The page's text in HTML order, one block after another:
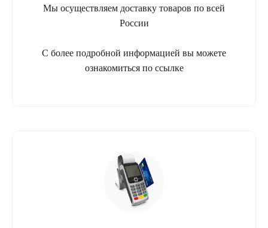
Мы осуществляем доставку товаров по всей
России
С более подробной информацией вы можете
ознакомиться по ссылке